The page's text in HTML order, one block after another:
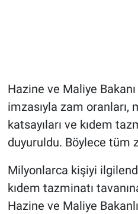
Hazine ve Maliye
imzasıyla zam oranları,
katsayıları ve kıdem
duyuruldu. Böylece tüm
Milyonlarca kişiyi
kıdem tazminatı
Hazine ve Maliye